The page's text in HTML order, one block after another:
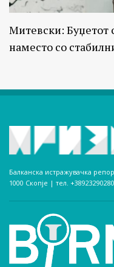
Митевски: Буџетот
наместо со
Балканска истражувачка
1000 Скопје | тел.